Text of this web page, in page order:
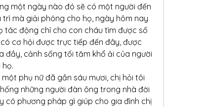
một ngày nào đó sẽ có một người đến
mà giải phóng cho họ, ngày hôm nay
tác động chỉ cho con cháu tìm được số
cơ hội được trực tiếp đến đây, được
đầy, cảnh sống tối tăm khổ ải của người
phụ nữ đã gần sáu mươi, chị hỏi tôi
những người đàn ông trong nhà đời
có phương pháp gì giúp cho gia đình chị